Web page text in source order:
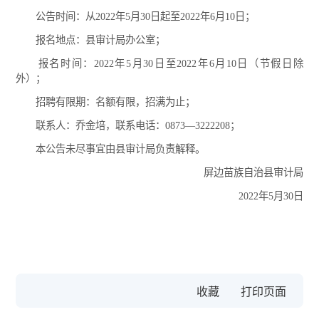
公告时间：从2022年5月30日起至2022年6月10日；
报名地点：县审计局办公室；
报名时间：2022年5月30日至2022年6月10日（节假日除
外）；
招聘有限期：名额有限，招满为止；
联系人：乔金培，联系电话：0873—3222208；
本公告未尽事宜由县审计局负责解释。
屏边苗族自治县审计局
2022年5月30日
收藏